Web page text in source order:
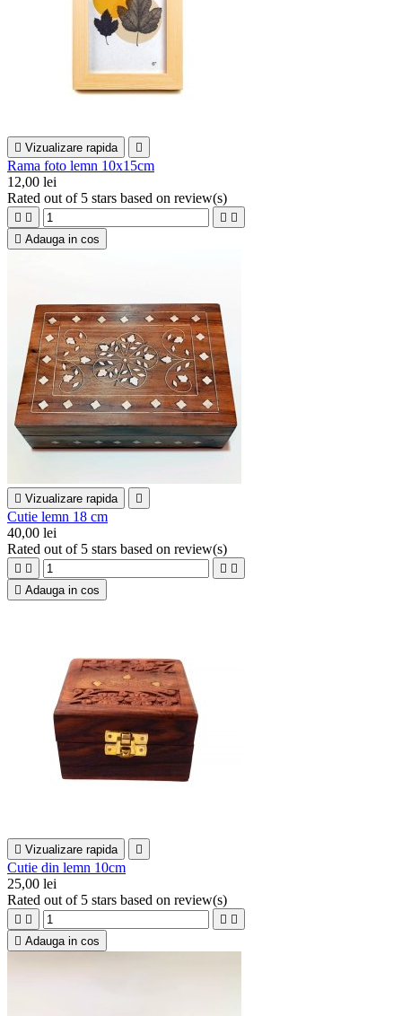
 Vizualizare rapida 
Rama foto lemn 10x15cm
12,00 lei
Rated out of 5 stars based on review(s)
   
 Adauga in cos
 Vizualizare rapida 
Cutie lemn 18 cm
40,00 lei
Rated out of 5 stars based on review(s)
   
 Adauga in cos
 Vizualizare rapida 
Cutie din lemn 10cm
25,00 lei
Rated out of 5 stars based on review(s)
   
 Adauga in cos